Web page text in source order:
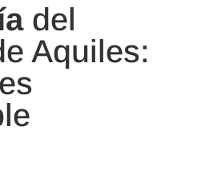
del
Aquiles: